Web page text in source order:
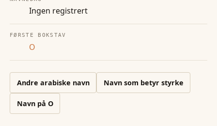
Ingen registrert
FØRSTE BOKSTAV
O
Andre arabiske navn Navn som betyr styrke
Navn på O